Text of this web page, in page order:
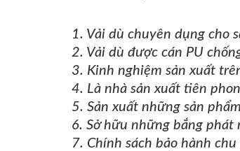
1. Vải dù chuyên dụng cho
2. Vải dù được cán PU
3. Kinh nghiệm sản xuất
4. Là nhà sản xuất tiên
5. Sản xuất những sản
6. Sở hữu những bắng phát
7. Chính sách bảo hành chu